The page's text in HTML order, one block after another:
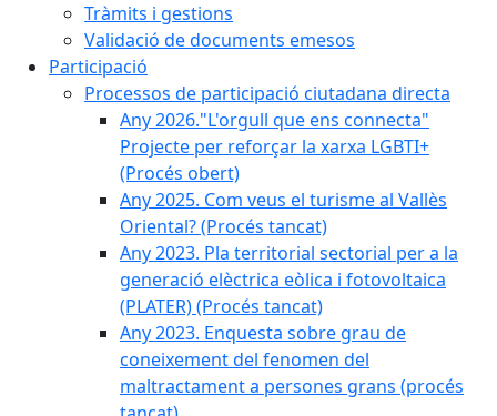
Tràmits i gestions
Validació de documents emesos
Participació
Processos de participació ciutadana directa
Any 2026."L'orgull que ens connecta"
Projecte per reforçar la xarxa LGBTI+
(Procés obert)
Any 2025. Com veus el turisme al Vallès
Oriental? (Procés tancat)
Any 2023. Pla territorial sectorial per a la
generació elèctrica eòlica i fotovoltaica
(PLATER) (Procés tancat)
Any 2023. Enquesta sobre grau de
coneixement del fenomen del
maltractament a persones grans (procés